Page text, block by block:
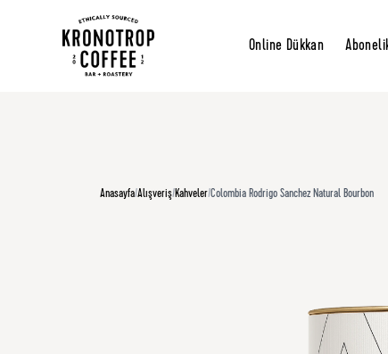
Online Dükkan
Anasayfa/Alışveriş/Kahveler/Colombia Rodrigo Sanchez Natural Bourbon